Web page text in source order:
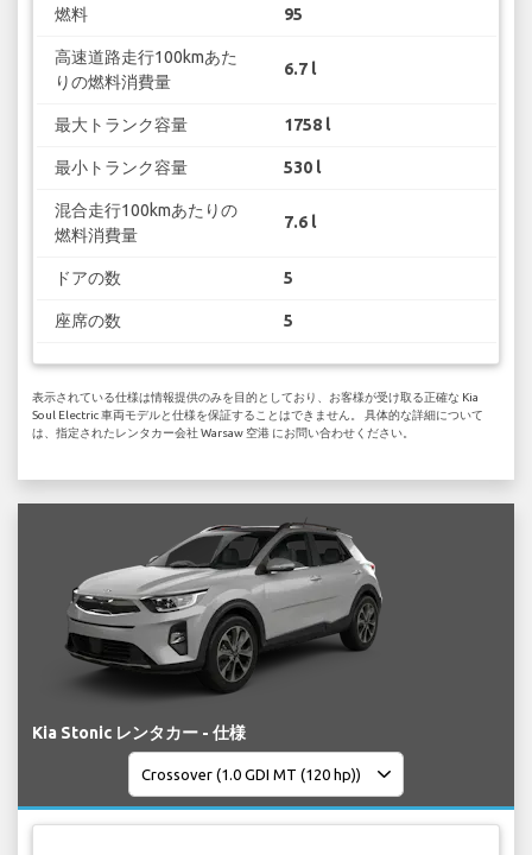
燃料 95
高速道路走行100kmあた
りの燃料消費量
6.7 l
最大トランク容量 1758 l
最小トランク容量 530 l
混合走行100kmあたりの
燃料消費量
7.6 l
ドアの数 5
座席の数 5
表示されている仕様は情報提供のみを目的としており、お客様が受け取る正確な Kia
Soul Electric 車両モデルと仕様を保証することはできません。 具体的な詳細について
は、指定されたレンタカー会社 Warsaw 空港 にお問い合わせください。
Kia Stonic レンタカー - 仕様